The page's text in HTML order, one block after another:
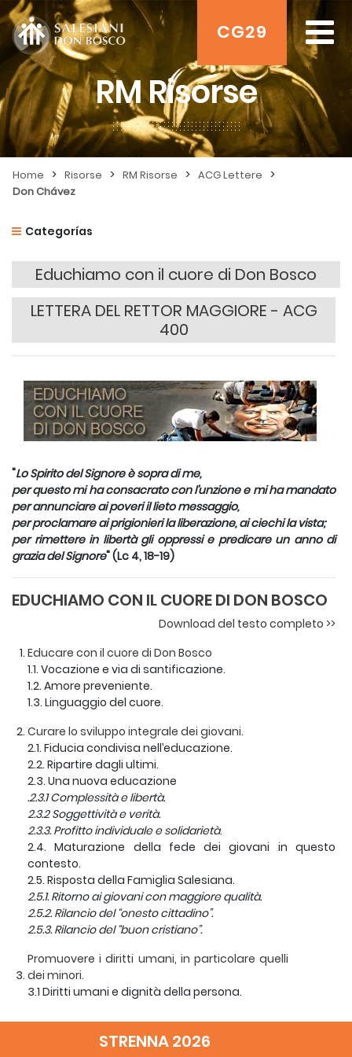
CG29
RM Risorse
Home > Risorse > RM Risorse > ACG Lettere >
Don Chávez
Categorías
Educhiamo con il cuore di Don Bosco
LETTERA DEL RETTOR MAGGIORE - ACG
400
"Lo Spirito del Signore è sopra di me,
per questo mi ha consacrato con l’unzione e mi ha mandato
per annunciare ai poveri il lieto messaggio,
per proclamare ai prigionieri la liberazione, ai ciechi la vista;
per rimettere in libertà gli oppressi e predicare un anno di
grazia del Signore" (Lc 4, 18-19)
EDUCHIAMO CON IL CUORE DI DON BOSCO
Download del testo completo >>
Educare con il cuore di Don Bosco
1.1. Vocazione e via di santificazione.
1.2. Amore preveniente.
1.3. Linguaggio del cuore.
Curare lo sviluppo integrale dei giovani.
2.1. Fiducia condivisa nell’educazione.
2.2. Ripartire dagli ultimi.
2.3. Una nuova educazione
.2.3.1 Complessità e libertà.
2.3.2 Soggettività e verità.
2.3.3. Profitto individuale e solidarietà.
2.4. Maturazione della fede dei giovani in questo
contesto.
2.5. Risposta della Famiglia Salesiana.
2.5.1. Ritorno ai giovani con maggiore qualità.
2.5.2. Rilancio del “onesto cittadino”.
2.5.3. Rilancio del “buon cristiano”.
Promuovere i diritti umani, in particolare quelli
dei minori.
3.1 Diritti umani e dignità della persona.
3.3. Proviamo a ridire gli stessi concetti con il linguaggio
dei diritti umani.STRENNA 2026